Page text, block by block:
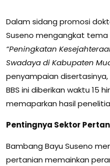
Dalam sidang promosi
Suseno mengangkat
“Peningkatan
Swadaya di Kabupaten
penyampaian
BBS ini diberikan waktu 15
memaparkan hasil
Pentingnya Sektor
Bambang Bayu Suseno
pertanian memainkan